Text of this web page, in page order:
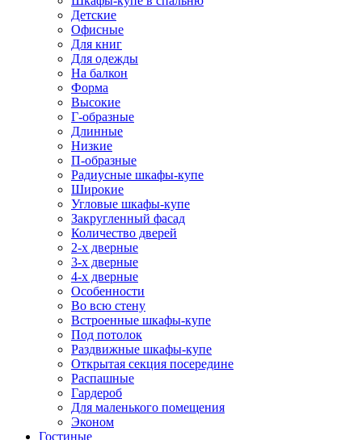
Детские
Офисные
Для книг
Для одежды
На балкон
Форма
Высокие
Г-образные
Длинные
Низкие
П-образные
Радиусные шкафы-купе
Широкие
Угловые шкафы-купе
Закругленный фасад
Количество дверей
2-х дверные
3-х дверные
4-х дверные
Особенности
Во всю стену
Встроенные шкафы-купе
Под потолок
Раздвижные шкафы-купе
Открытая секция посередине
Распашные
Гардероб
Для маленького помещения
Эконом
Гостиные